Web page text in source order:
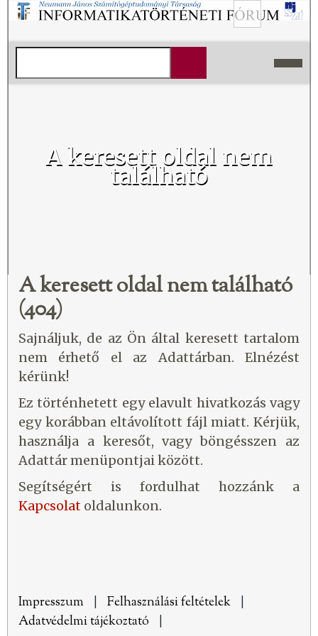
A keresett oldal nem
található
A keresett oldal nem található
(404)
Sajnáljuk, de az Ön által keresett tartalom
nem érhető el az Adattárban. Elnézést
kérünk!
Ez történhetett egy elavult hivatkozás vagy
egy korábban eltávolított fájl miatt. Kérjük,
használja a keresőt, vagy böngésszen az
Adattár menüpontjai között.
Segítségért is fordulhat hozzánk a
Kapcsolat oldalunkon.
Impresszum Felhasználási feltételek
Adatvédelmi tájékoztató